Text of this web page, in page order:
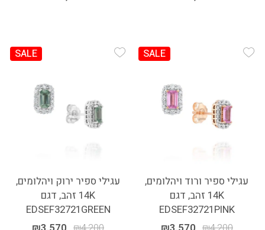
SALE
עגילי ספיר ורוד ויהלומים,
14K זהב, דגם
EDSEF32721PINK
SALE
עגילי ספיר ירוק ויהלומים,
14K זהב, דגם
EDSEF32721GREEN